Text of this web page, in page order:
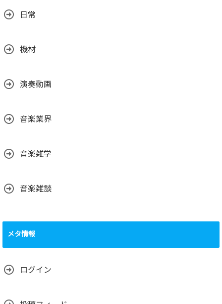
日常
機材
演奏動画
音楽業界
音楽雑学
音楽雑談
メタ情報
ログイン